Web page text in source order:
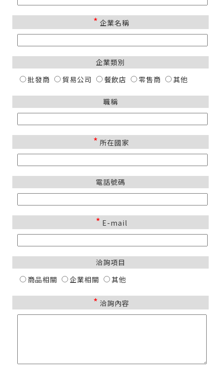
* 企業名稱
企業類別
批發商
貿易公司 餐飲店 零售商 其他
職稱
* 所在國家
電話號碼
* E-mail
洽詢項目
商品相關
企業相關 其他
* 洽詢內容